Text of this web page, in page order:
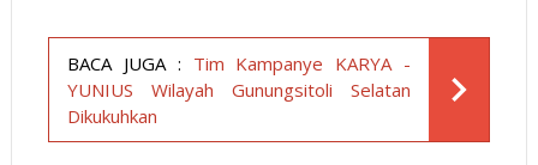
BACA JUGA : Tim Kampanye KARYA -
YUNIUS Wilayah Gunungsitoli Selatan
Dikukuhkan